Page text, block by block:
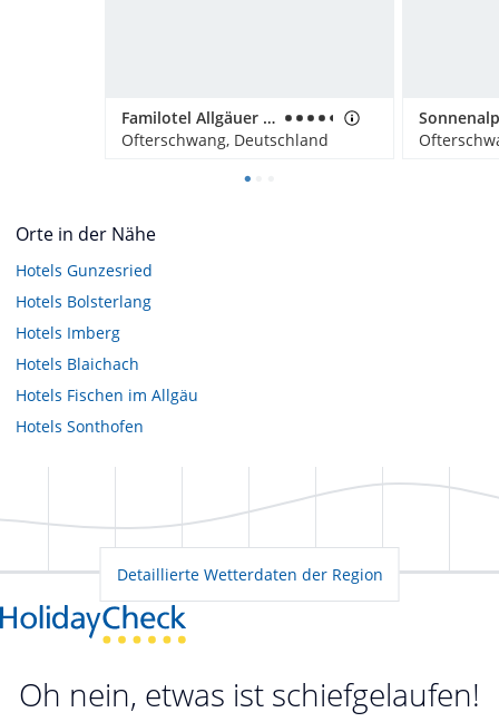
Familotel Allgäuer Berghof
Ofterschwang, Deutschland
Orte in der Nähe
Hotels Gunzesried
Hotels Bolsterlang
Hotels Imberg
Hotels Blaichach
Hotels Fischen im Allgäu
Hotels Sonthofen
Detaillierte Wetterdaten der Region
Oh nein, etwas ist schiefgelaufen!